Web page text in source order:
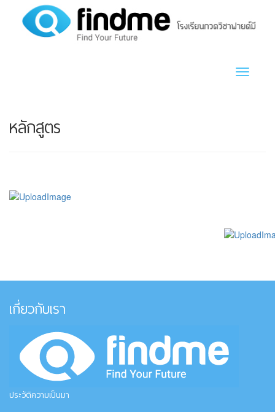
Toggle
หลักสูตร
เกี่ยวกับเรา
ประวัติความเป็นมา